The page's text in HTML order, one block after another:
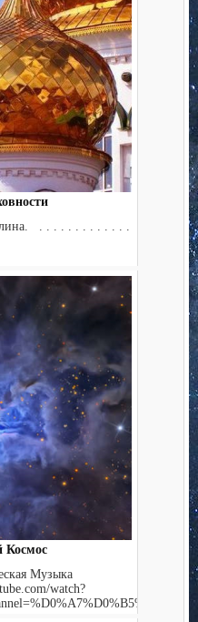
. . . . . . . . . . . . .
Космос
Музыка
watch?